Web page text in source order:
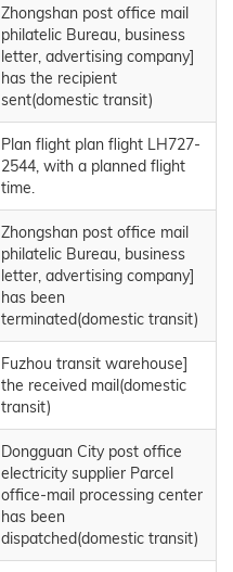
Zhongshan post office mail
philatelic Bureau, business
letter, advertising company]
has the recipient
sent(domestic transit)
Plan flight plan flight LH727-
2544, with a planned flight
time.
Zhongshan post office mail
philatelic Bureau, business
letter, advertising company]
has been
terminated(domestic transit)
Fuzhou transit warehouse]
the received mail(domestic
transit)
Dongguan City post office
electricity supplier Parcel
office-mail processing center
has been
dispatched(domestic transit)